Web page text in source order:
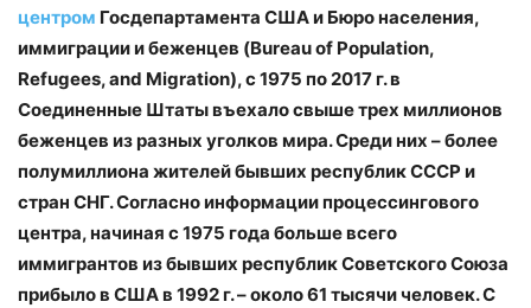
центром Госдепартамента США и Бюро населения,
иммиграции и беженцев (Bureau of Population,
Refugees, and Migration), с 1975 по 2017 г. в
Соединенные Штаты въехало свыше трех миллионов
беженцев из разных уголков мира. Среди них – более
полумиллиона жителей бывших республик СССР и
стран СНГ. Согласно информации процессингового
центра, начиная с 1975 года больше всего
иммигрантов из бывших республик Советского Союза
прибыло в США в 1992 г. – около 61 тысячи человек. С